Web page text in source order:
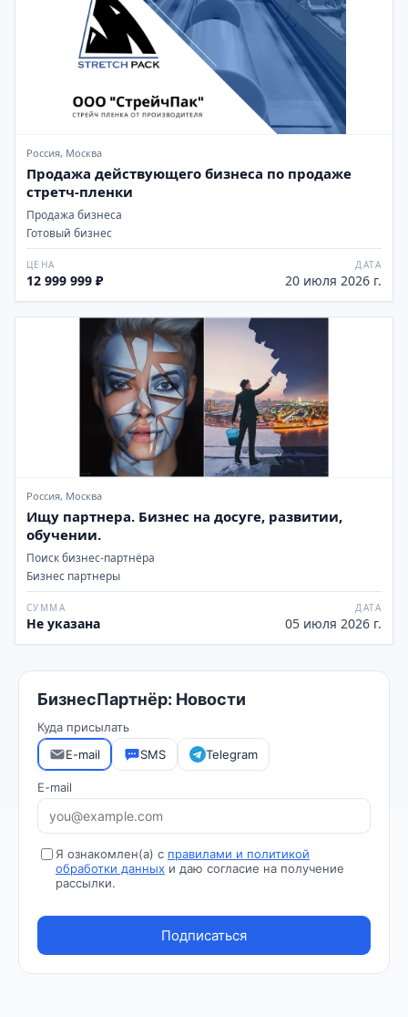
Россия, Москва
Продажа действующего бизнеса по продаже
стретч-пленки
Продажа бизнеса
Готовый бизнес
ЦЕНА
12 999 999 ₽
ДАТА
20 июля 2026 г.
Россия, Москва
Ищу партнера. Бизнес на досуге, развитии,
обучении.
Поиск бизнес-партнёра
Бизнес партнеры
СУММА
Не указана
ДАТА
05 июля 2026 г.